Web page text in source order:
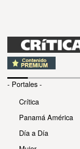
- Portales -
Crítica
Panamá América
Día a Día